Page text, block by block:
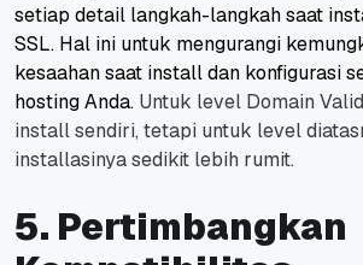
setiap detail langkah-langkah saat
SSL. Hal ini untuk mengurangi
kesaahan saat install dan konfigurasi
hosting Anda. Untuk level Domain
install sendiri, tetapi untuk level
installasinya sedikit lebih rumit.
5. Pertimbangkan